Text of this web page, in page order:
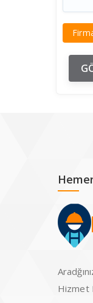
Hizmet